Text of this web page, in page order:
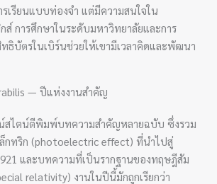
รเรียนแบบท่องจำ แต่มีความสนใจใน
การศึกษาในระดับมหาวิทยาลัยและการ
ธิบัตรในเบิร์นช่วยให้เขามีเวลาคิดและพัฒนา
— ปีแห่งงานสำคัญ
สไตน์ตีพิมพ์บทความสำคัญหลายฉบับ ซึ่งรวม
ล็กทริก (photoelectric effect) ที่นำไปสู่
และบทความที่เป็นรากฐานของทฤษฎีสัม
relativity) งานในปีนี้มักถูกเรียกว่า